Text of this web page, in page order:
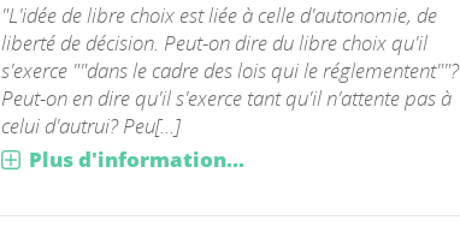
"L'idée de libre choix est liée à celle d'autonomie, de
liberté de décision. Peut-on dire du libre choix qu'il
s'exerce ""dans le cadre des lois qui le réglementent""?
Peut-on en dire qu'il s'exerce tant qu'il n'attente pas à
celui d'autrui? Peu[...]
Plus d'information...